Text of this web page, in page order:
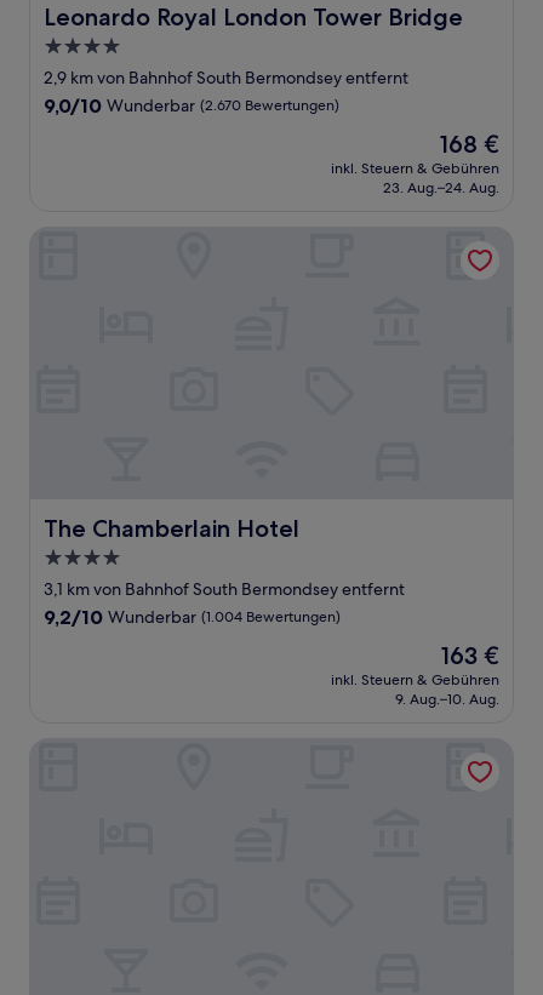
Leonardo Royal London Tower Bridge
Leonardo Royal London Tower Bridge
4.0-
Sterne-
Unterkunft
2,9 km von Bahnhof South Bermondsey entfernt
9.0
9,0/10 Wunderbar (2.670 Bewertungen)
Der
Preis
beträgt
168 €
inkl. Steuern & Gebühren
23. Aug.–24. Aug.
The Chamberlain Hotel
The Chamberlain Hotel
4.0-
Sterne-
Unterkunft
3,1 km von Bahnhof South Bermondsey entfernt
9.2
9,2/10 Wunderbar (1.004 Bewertungen)
Der
Preis
beträgt
163 €
inkl. Steuern & Gebühren
9. Aug.–10. Aug.